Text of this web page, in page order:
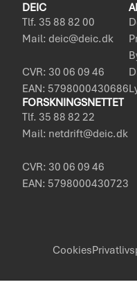
DEIC
Tlf. 35 88 82 00
Mail: deic@deic.dk
CVR: 30 06 09 46
EAN: 5798000430686
FORSKNINGSNETTET
Tlf. 35 88 82 22
Mail: netdrift@deic.dk
CVR: 30 06 09 46
EAN: 5798000430723
Cookies